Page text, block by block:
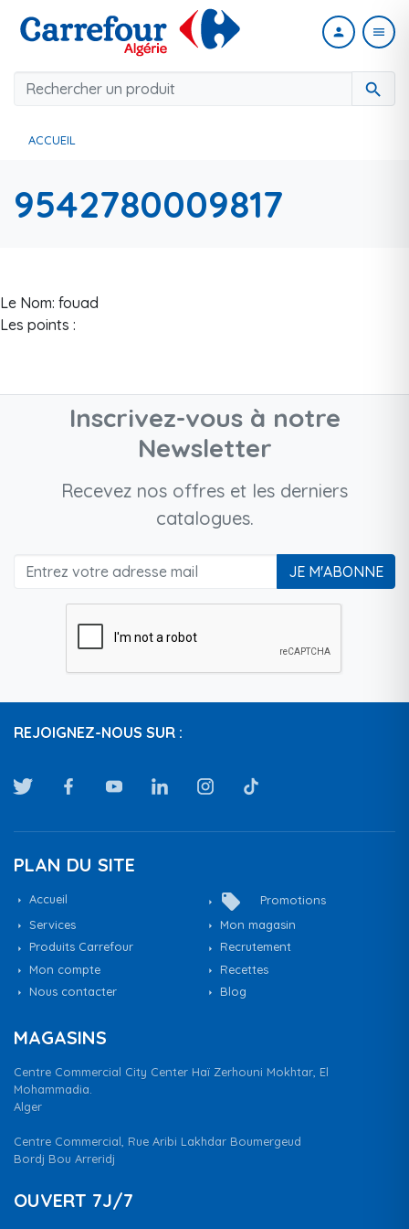
search
person menu
ACCUEIL
9542780009817
Le Nom: fouad
Les points :
Inscrivez-vous à notre
Newsletter
Recevez nos offres et les derniers
catalogues.
JE M'ABONNE
REJOIGNEZ-NOUS SUR :
PLAN DU SITE
Accueil local_offer
Promotions
Services
Mon magasin
Produits Carrefour
Recrutement
Mon compte
Recettes
Nous contacter
Blog
MAGASINS
Centre Commercial City Center Haï Zerhouni Mokhtar, El
Mohammadia.
Alger
Centre Commercial, Rue Aribi Lakhdar Boumergeud
Bordj Bou Arreridj
OUVERT 7J/7